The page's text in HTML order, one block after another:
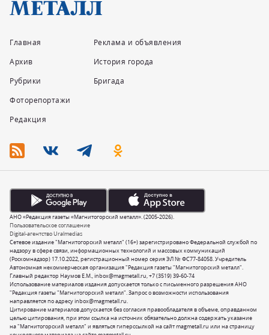
Главная
Архив
Рубрики
Фоторепортажи
Редакция
Реклама и объявления
История города
Бригада
Сетевое издание "Магнитогорский металл" (16+) зарегистрировано Федеральной службой по
надзору в сфере связи, информационных технологий и массовых коммуникаций
(Роскомнадзор) 17.10.2022, регистрационный номер серия ЭЛ № ФС77-84058. Учредитель
Автономная некоммерческая организация "Редакция газеты "Магнитогорский металл".
Главный редактор Наумов Е.М.,inbox@magmetall.ru,+7 (3519) 39-60-74
Использование материалов издания допускается только с письменного разрешения АНО
"Редакция газеты "Магнитогорский металл". Запрос о возможности использования
направляется по адресуinbox@magmetall.ru.
Цитирование материалов допускается без согласия правообладателя в объеме, оправданном
целью цитирования, при этом ссылка на источник обязательно должна содержать указание
на "Магнитогорский металл" и являться гиперссылкой на сайт magmetall.ru или на страницу
Пользовательское соглашение
Digital-агентство Uralmedias
АНО «Редакция газеты «Магнитогорский металл». (2005-2026).